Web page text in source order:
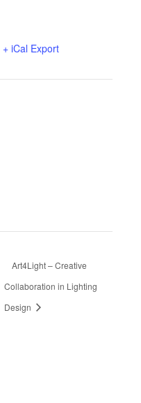
+ iCal Export
Art4Light – Creative
Collaboration in Lighting
Design